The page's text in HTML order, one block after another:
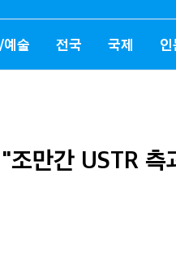
술 전국 국제 인
만간 USTR 측